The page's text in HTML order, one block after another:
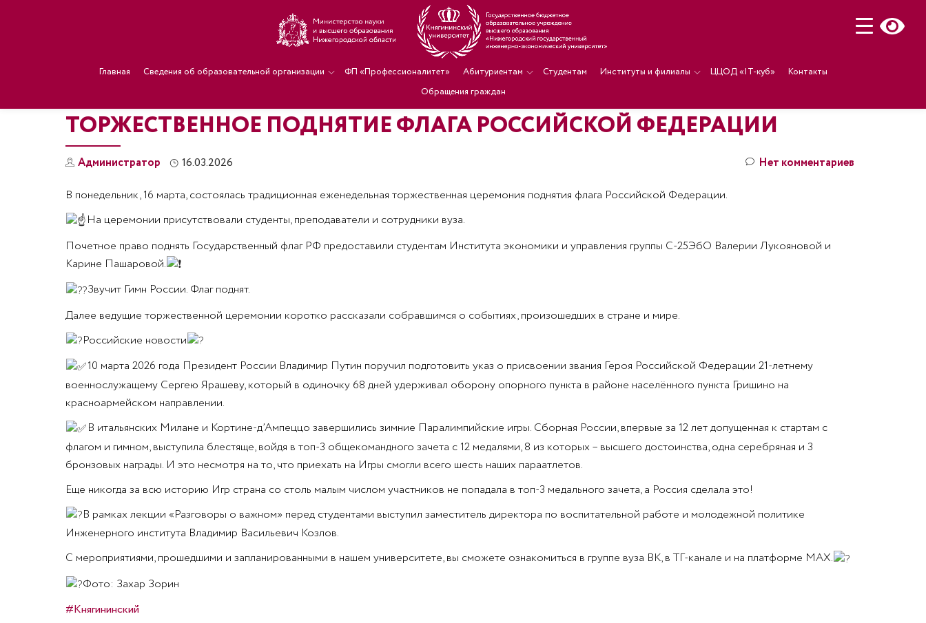
Главная Сведения об образовательной организации ФП «Профессионалитет» Абитуриентам Студентам Институты и филиалы ЦЦОД «IT-куб»
Контакты
Обращения граждан
ТОРЖЕСТВЕННОЕ ПОДНЯТИЕ ФЛАГА РОССИЙСКОЙ ФЕДЕРАЦИИ
Администратор 16.03.2026 Нет комментариев
В понедельник, 16 марта, состоялась традиционная еженедельная торжественная церемония поднятия флага Российской Федерации.
На церемонии присутствовали студенты, преподаватели и сотрудники вуза.
Почетное право поднять Государственный флаг РФ предоставили студентам Института экономики и управления группы С-25ЭбО Валерии Лукояновой и
Карине Пашаровой.
Звучит Гимн России. Флаг поднят.
Далее ведущие торжественной церемонии коротко рассказали собравшимся о событиях, произошедших в стране и мире.
Российские новости
10 марта 2026 года Президент России Владимир Путин поручил подготовить указ о присвоении звания Героя Российской Федерации 21-летнему
военнослужащему Сергею Ярашеву, который в одиночку 68 дней удерживал оборону опорного пункта в районе населённого пункта Гришино на
красноармейском направлении.
В итальянских Милане и Кортине-д’Ампеццо завершились зимние Паралимпийские игры. Сборная России, впервые за 12 лет допущенная к стартам с
флагом и гимном, выступила блестяще, войдя в топ-3 общекомандного зачета с 12 медалями, 8 из которых – высшего достоинства, одна серебряная и 3
бронзовых награды. И это несмотря на то, что приехать на Игры смогли всего шесть наших параатлетов.
Еще никогда за всю историю Игр страна со столь малым числом участников не попадала в топ-3 медального зачета, а Россия сделала это!
В рамках лекции «Разговоры о важном» перед студентами выступил заместитель директора по воспитательной работе и молодежной политике
Инженерного института Владимир Васильевич Козлов.
С мероприятиями, прошедшими и запланированными в нашем университете, вы сможете ознакомиться в группе вуза ВК, в ТГ-канале и на платформе МАХ.
Фото: Захар Зорин
#Княгининский